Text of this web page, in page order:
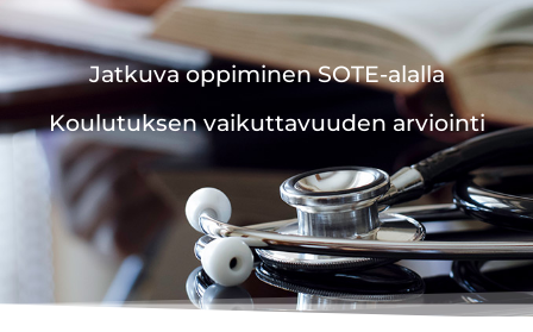
Jatkuva oppiminen SOTE-alalla
Koulutuksen vaikuttavuuden arviointi